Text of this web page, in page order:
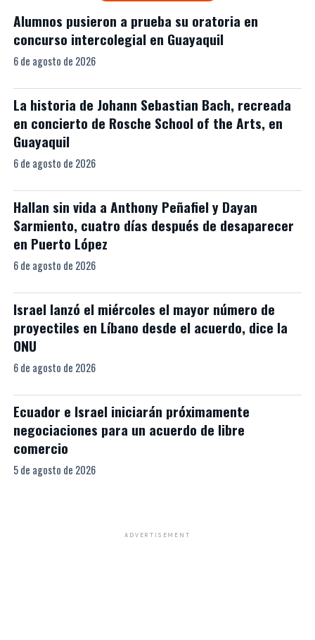
Alumnos pusieron a prueba su oratoria en
concurso intercolegial en Guayaquil
6 de agosto de 2026
La historia de Johann Sebastian Bach, recreada
en concierto de Rosche School of the Arts, en
Guayaquil
6 de agosto de 2026
Hallan sin vida a Anthony Peñafiel y Dayan
Sarmiento, cuatro días después de desaparecer
en Puerto López
6 de agosto de 2026
Israel lanzó el miércoles el mayor número de
proyectiles en Líbano desde el acuerdo, dice la
ONU
6 de agosto de 2026
Ecuador e Israel iniciarán próximamente
negociaciones para un acuerdo de libre
comercio
5 de agosto de 2026
ADVERTISEMENT